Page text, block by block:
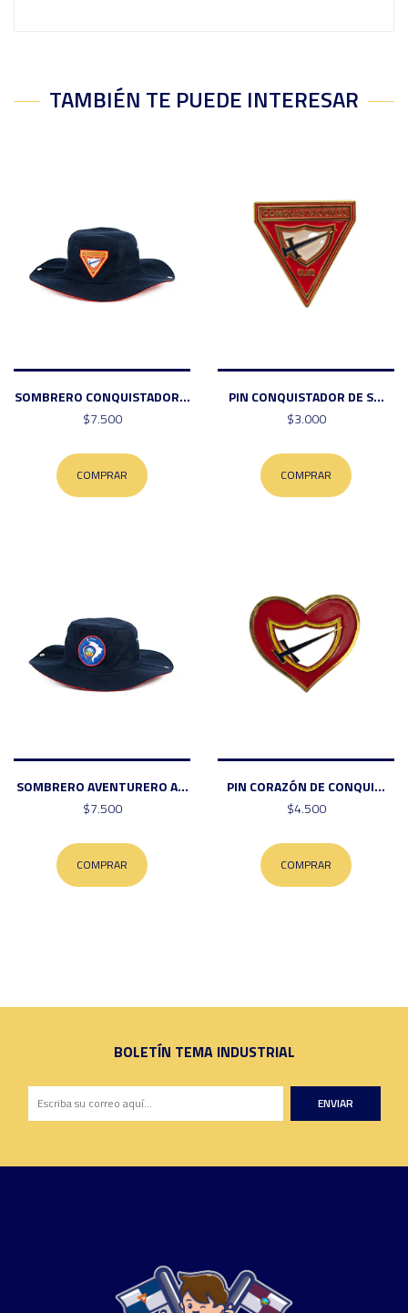
TAMBIÉN TE PUEDE INTERESAR
SOMBRERO CONQUISTADOR...
$7.500
COMPRAR
PIN CONQUISTADOR DE S...
$3.000
COMPRAR
SOMBRERO AVENTURERO A...
$7.500
COMPRAR
PIN CORAZÓN DE CONQUI...
$4.500
COMPRAR
BOLETÍN TEMA INDUSTRIAL
ENVIAR